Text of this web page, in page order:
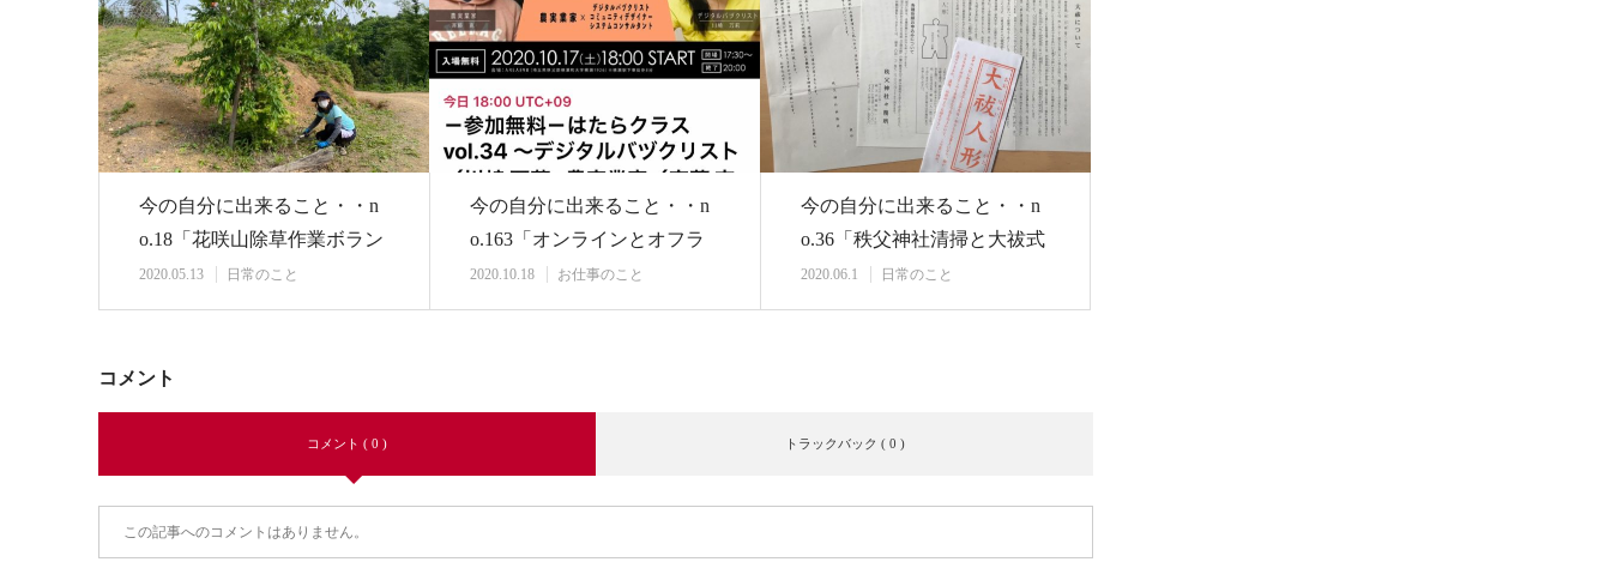
今の自分に出来ること・・n
o.18「花咲山除草作業ボラン
ティア 初参…
2020.05.13 日常のこと
今の自分に出来ること・・n
o.163「オンラインとオフラ
イン・・新し…
2020.10.18 お仕事のこと
今の自分に出来ること・・n
o.36「秩父神社清掃と大祓式
申込」
2020.06.1 日常のこと
コメント
コメント ( 0 ) トラックバック ( 0 )
この記事へのコメントはありません。